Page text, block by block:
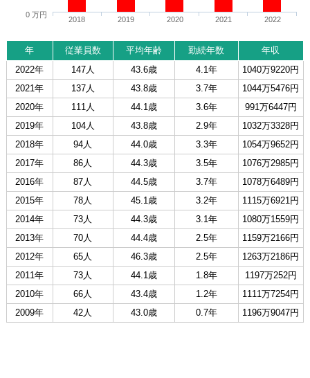
2018 2019 2020 2021 2022
0 万円
年 従業員数 平均年齢 勤続年数
年収
2022年
147人 43.6歳 4.1年
1040万9220円
2021年
137人 43.8歳 3.7年
1044万5476円
2020年
111人 44.1歳 3.6年
991万6447円
2019年
104人 43.8歳 2.9年
1032万3328円
2018年
94人 44.0歳 3.3年
1054万9652円
2017年
86人 44.3歳 3.5年
1076万2985円
2016年
87人 44.5歳 3.7年
1078万6489円
2015年
78人 45.1歳 3.2年
1115万6921円
2014年
73人 44.3歳 3.1年
1080万1559円
2013年
70人 44.4歳 2.5年
1159万2166円
2012年
65人 46.3歳 2.5年
1263万2186円
2011年
73人 44.1歳 1.8年
1197万252円
2010年
66人 43.4歳 1.2年
1111万7254円
2009年
42人 43.0歳 0.7年 1196万9047円